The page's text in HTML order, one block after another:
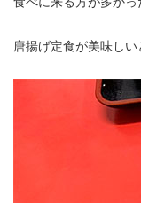
唐揚げ定食が美味しい